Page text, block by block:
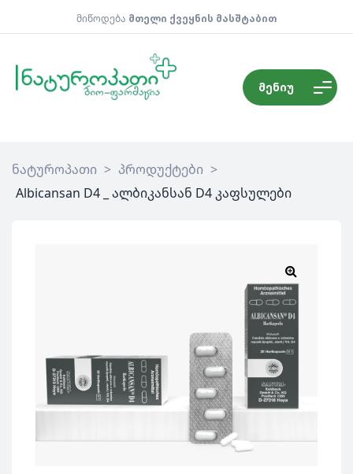
მიწოდება მთელი ქვეყნის მასშტაბით
მენიუ
ნატუროპათი > პროდუქტები >
Albicansan D4 _ ალბიკანსან D4 კაფსულები